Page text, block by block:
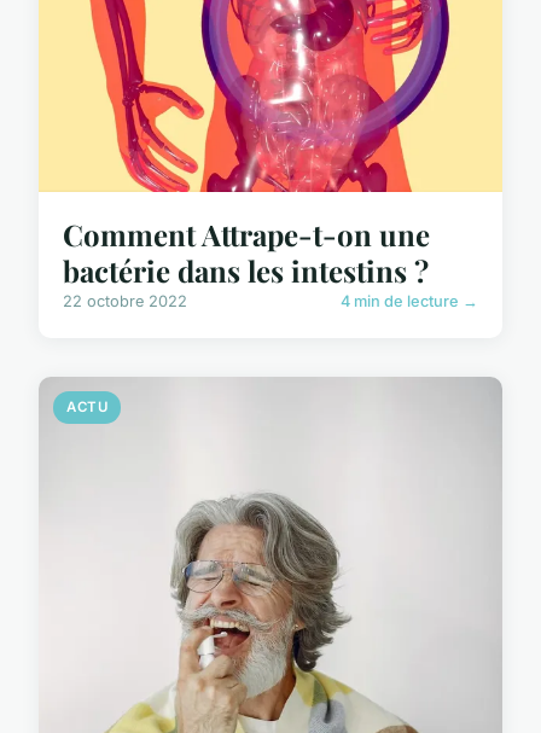
Comment Attrape-t-on une
bactérie dans les intestins ?
22 octobre 2022 4 min de lecture →
ACTU